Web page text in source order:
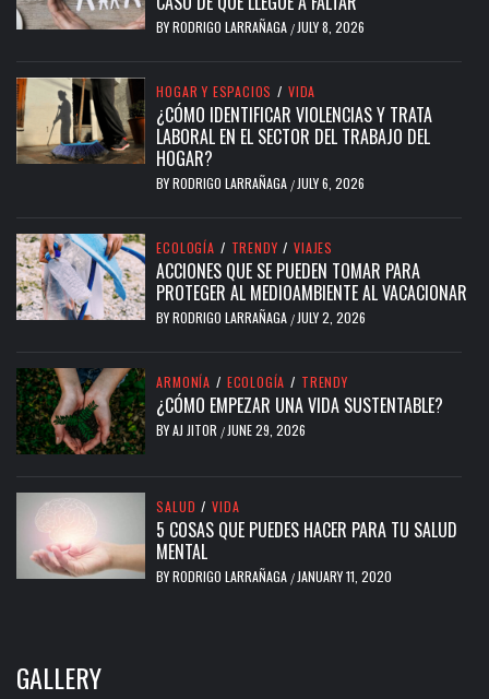
BYRODRIGO LARRAÑAGA / JULY 8, 2026
HOGAR Y ESPACIOS / VIDA
¿CÓMO IDENTIFICAR VIOLENCIAS Y TRATA
LABORAL EN EL SECTOR DEL TRABAJO DEL
HOGAR?
BYRODRIGO LARRAÑAGA / JULY 6, 2026
ECOLOGÍA / TRENDY / VIAJES
ACCIONES QUE SE PUEDEN TOMAR PARA
PROTEGER AL MEDIOAMBIENTE AL VACACIONAR
BYRODRIGO LARRAÑAGA / JULY 2, 2026
ARMONÍA / ECOLOGÍA / TRENDY
¿CÓMO EMPEZAR UNA VIDA SUSTENTABLE?
BYAJ JITOR / JUNE 29, 2026
SALUD / VIDA
5 COSAS QUE PUEDES HACER PARA TU SALUD
MENTAL
BYRODRIGO LARRAÑAGA / JANUARY 11, 2020
GALLERY